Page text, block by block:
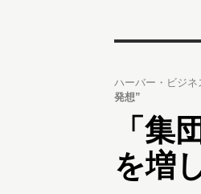
ハーバー・ビジネ
発想”
「集
を増